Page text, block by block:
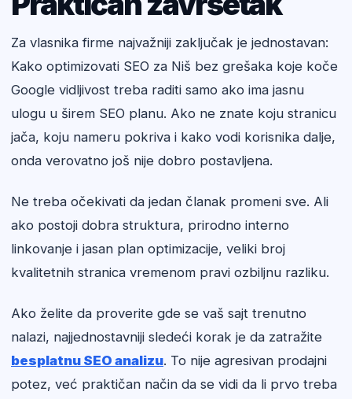
Za vlasnika firme najvažniji zaključak je jednostavan:
Kako optimizovati SEO za Niš bez grešaka koje koče
Google vidljivost treba raditi samo ako ima jasnu
ulogu u širem SEO planu. Ako ne znate koju stranicu
jača, koju nameru pokriva i kako vodi korisnika dalje,
onda verovatno još nije dobro postavljena.
Ne treba očekivati da jedan članak promeni sve. Ali
ako postoji dobra struktura, prirodno interno
linkovanje i jasan plan optimizacije, veliki broj
kvalitetnih stranica vremenom pravi ozbiljnu razliku.
Ako želite da proverite gde se vaš sajt trenutno
nalazi, najjednostavniji sledeći korak je da zatražite
besplatnu SEO analizu. To nije agresivan prodajni
potez, već praktičan način da se vidi da li prvo treba